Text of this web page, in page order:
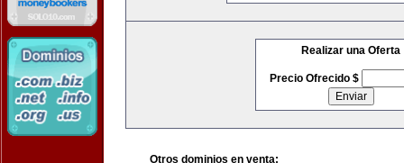
Realizar una Oferta
Precio Ofrecido $
Otros dominios en venta: